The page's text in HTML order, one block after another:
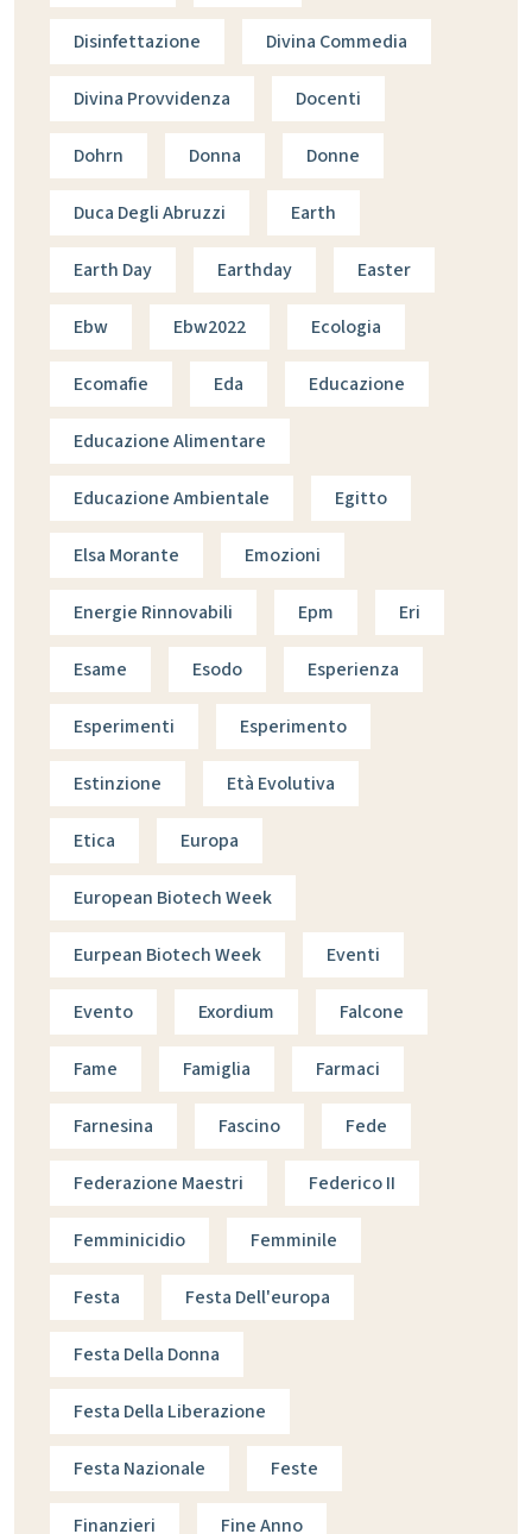
Disinfettazione Divina Commedia
Divina Provvidenza Docenti
Dohrn Donna Donne
Duca Degli Abruzzi Earth
Earth Day Earthday Easter
Ebw Ebw2022 Ecologia
Ecomafie Eda Educazione
Educazione Alimentare
Educazione Ambientale Egitto
Elsa Morante Emozioni
Energie Rinnovabili Epm Eri
Esame Esodo Esperienza
Esperimenti Esperimento
Estinzione Età Evolutiva
Etica Europa
European Biotech Week
Eurpean Biotech Week Eventi
Evento Exordium Falcone
Fame Famiglia Farmaci
Farnesina Fascino Fede
Federazione Maestri Federico II
Femminicidio Femminile
Festa Festa Dell'europa
Festa Della Donna
Festa Della Liberazione
Festa Nazionale Feste
Finanzieri Fine Anno